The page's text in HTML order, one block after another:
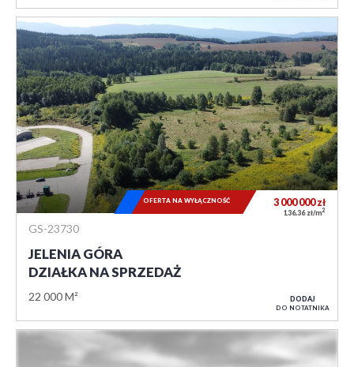
GS-23730
JELENIA GÓRA
DZIAŁKA NA SPRZEDAŻ
22 000 M²
3 000 000zł
136,36 zł/m2
OFERTA NA WYŁĄCZNOŚĆ
DODAJ
DO NOTATNIKA